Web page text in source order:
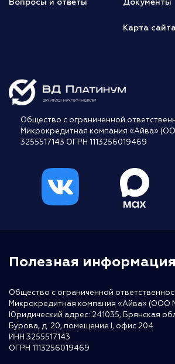
Вопросы и ответы Документы
Карта
Общество с ограниченной
Микрокредитная компания «Айва»
3255517143 ОГРН 1113256019469
Полезная информация
Общество с ограниченной
Микрокредитная компания «Айва» (ООО
Юридический адрес: 241035, Брянская
Бурова, д. 20, помещение I, офис 204
ИНН 3255517143
ОГРН 1113256019469